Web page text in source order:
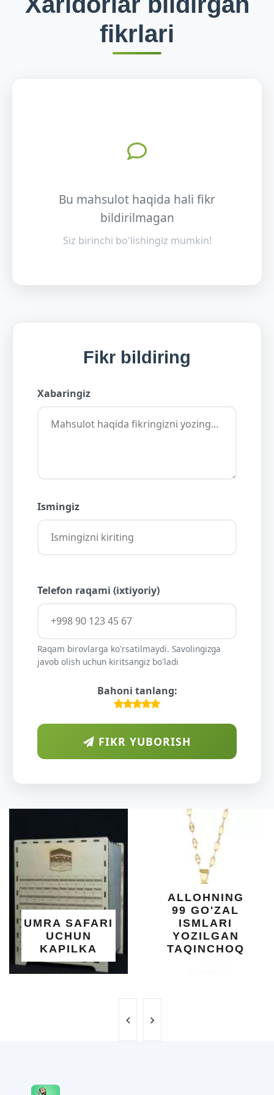
fikrlari
Bu mahsulot haqida hali fikr
bildirilmagan
Siz birinchi bo'lishingiz mumkin!
Fikr bildiring
Xabaringiz
Ismingiz
Telefon raqami (ixtiyoriy)
Raqam birovlarga ko'rsatilmaydi. Savolingizga
javob olish uchun kiritsangiz bo'ladi
Bahoni tanlang:
FIKR YUBORISH
ALLOHNING
99 GO'ZAL
ISMLARI
TAQINCHOQ